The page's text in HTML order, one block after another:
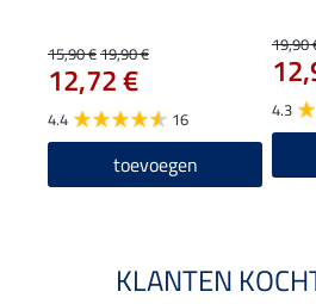
15,90 €19,90 €
12,72 €
4.4 16
toevoegen
19,90
4.3
KLANTEN